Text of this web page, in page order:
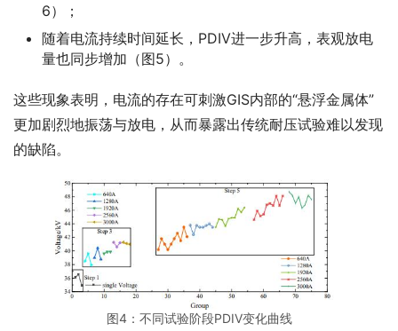
6）；
随着电流持续时间延长，PDIV进一步升高，表观放电
量也同步增加（图5）。
这些现象表明，电流的存在可刺激GIS内部的“悬浮金属体”
更加剧烈地振荡与放电，从而暴露出传统耐压试验难以发现
的缺陷。
图4：不同试验阶段PDIV变化曲线